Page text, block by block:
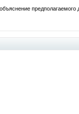
предполагаемого